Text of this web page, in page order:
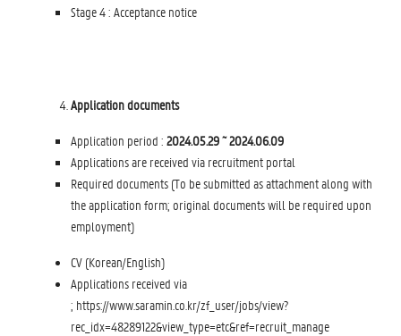
Stage 4 : Acceptance notice
Application documents
Application period : 2024.05.29 ~ 2024.06.09
Applications are received via recruitment portal
Required documents (To be submitted as attachment along with
the application form; original documents will be required upon
employment)
CV (Korean/English)
Applications received via
; https://www.saramin.co.kr/zf_user/jobs/view?
rec_idx=48289122&view_type=etc&ref=recruit_manage